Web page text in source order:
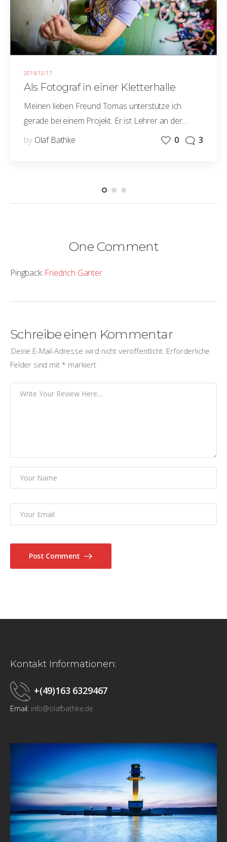
2015/12/17
Als Fotograf in einer Kletterhalle
Meinen lieben Freund Tomas unterstütze ich
gerade bei einem Projekt. Er ist Lehrer an der…
by Olaf Bathke 0 3
One Comment
Pingback: Friedrich Ganter
Schreibe einen Kommentar
Deine E-Mail-Adresse wird nicht veröffentlicht. Erforderliche
Felder sind mit * markiert
Post Comment
Kontakt Informationen:
+(49)163 6329467
Email: info@olafbathke.de